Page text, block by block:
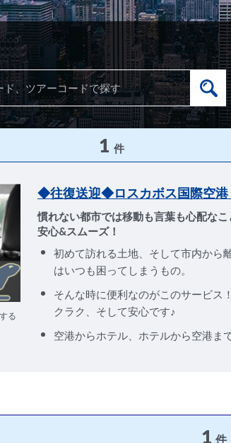
1 件
◆往復送迎◆ロスカボス国際空
慣れない都市では移動も言葉も心配な
安心&スムーズ！
初めて訪れる土地、そして市内から
はいつも困ってしまうもの。
そんな時に便利なのがこのサービ
クラク、そして安心です♪
空港からホテル、ホテルから空港ま
1 件